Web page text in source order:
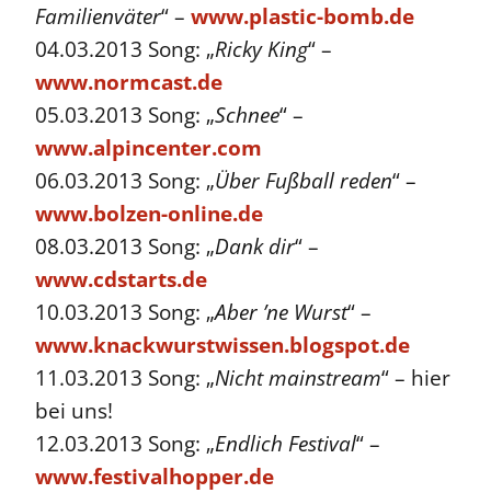
Familienväter“ – www.plastic-bomb.de
04.03.2013 Song: „Ricky King“ –
www.normcast.de
05.03.2013 Song: „Schnee“ –
www.alpincenter.com
06.03.2013 Song: „Über Fußball reden“ –
www.bolzen-online.de
08.03.2013 Song: „Dank dir“ –
www.cdstarts.de
10.03.2013 Song: „Aber ’ne Wurst“ –
www.knackwurstwissen.blogspot.de
11.03.2013 Song: „Nicht mainstream“ – hier
bei uns!
12.03.2013 Song: „Endlich Festival“ –
www.festivalhopper.de